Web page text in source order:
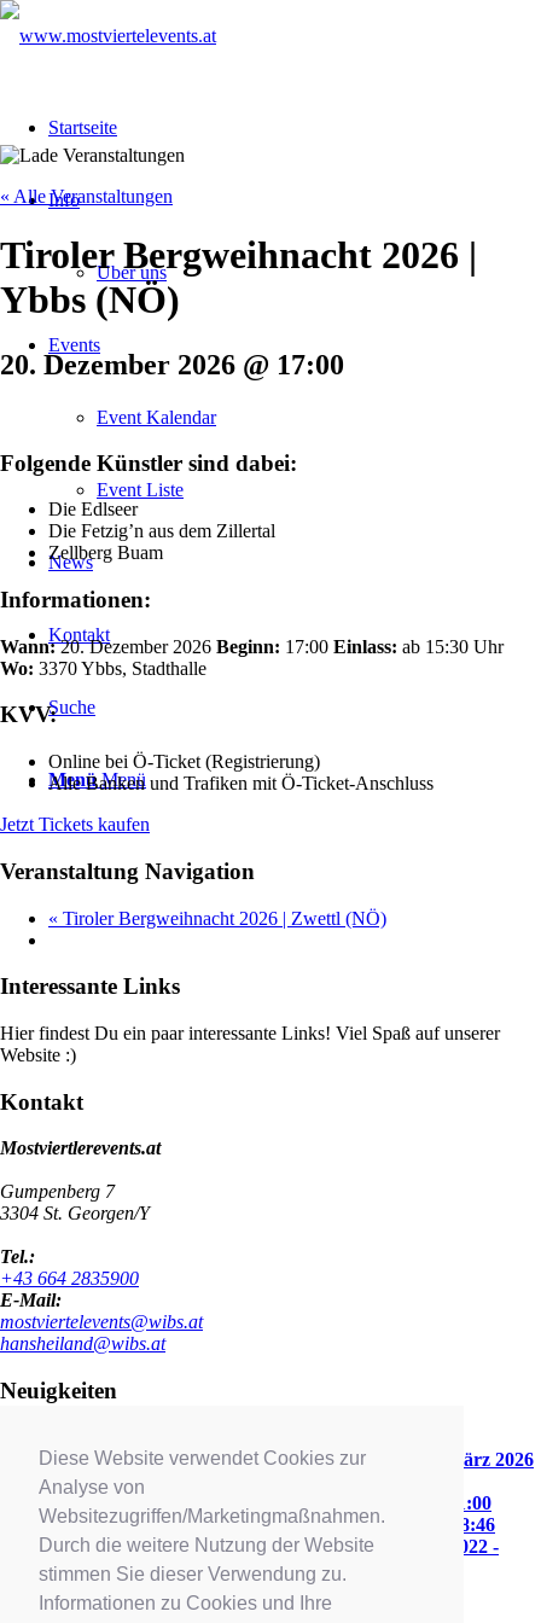
Diese Website verwendet Cookies zur
Analyse von
Websitezugriffen/Marketingmaßnahmen.
Durch die weitere Nutzung der Website
stimmen Sie dieser Verwendung zu.
Informationen zu Cookies und Ihre
Startseite
Info
Über uns
Events
Event Kalendar
Event Liste
News
Kontakt
Suche
Menü Menü
« Alle Veranstaltungen
Tiroler Bergweihnacht 2026 |
Ybbs (NÖ)
20. Dezember 2026 @ 17:00
Folgende Künstler sind dabei:
Die Edlseer
Die Fetzig’n aus dem Zillertal
Zellberg Buam
Informationen:
Wann:20. Dezember 2026 Beginn: 17:00 Einlass: ab 15:30 Uhr
Wo: 3370 Ybbs, Stadthalle
KVV:
Online bei Ö-Ticket (Registrierung)
Alle Banken und Trafiken mit Ö-Ticket-Anschluss
Jetzt Tickets kaufen
Veranstaltung Navigation
« Tiroler Bergweihnacht 2026 | Zwettl (NÖ)
Interessante Links
Hier findest Du ein paar interessante Links! Viel Spaß auf unserer
Website :)
Kontakt
Mostviertlerevents.at
Gumpenberg 7
3304 St. Georgen/Y
Tel.:
+43 664 2835900
E-Mail:
mostviertelevents@wibs.at
hansheiland@wibs.at
Neuigkeiten
Frühlingsfest der volkstümlichen Musik 2026
28. März 2026
- 08:33
Frühlingsfest des Schlagers 2024
22. März 2024 - 21:00
Tiroler Bergweihnacht 202322. Dezember 2023 - 08:46
Volkstümliche Starweihnacht 202223. Dezember 2022 -
10:28